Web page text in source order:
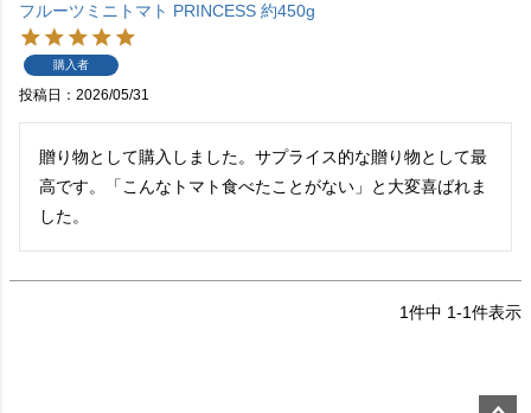
フルーツミニトマト PRINCESS 約450g
購入者
投稿日 2026/05/31
贈り物として購入しました。サプライス的な贈り物として最
高です。「こんなトマト食べたことがない」と大変喜ばれま
した。
1件中 1-1件表示